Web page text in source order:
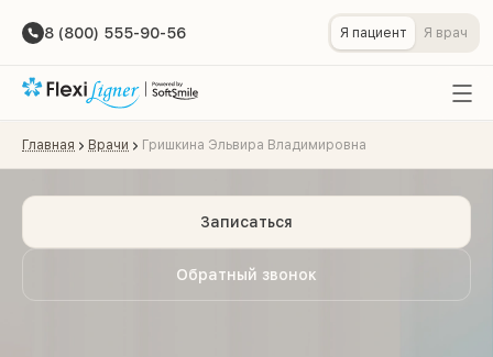
8 (800) 555-90-56 Я пациент Я врач
Главная Врачи Гришкина Эльвира Владимировна
Обратный звонок
Записаться